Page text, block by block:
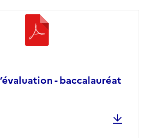
- baccalauréat